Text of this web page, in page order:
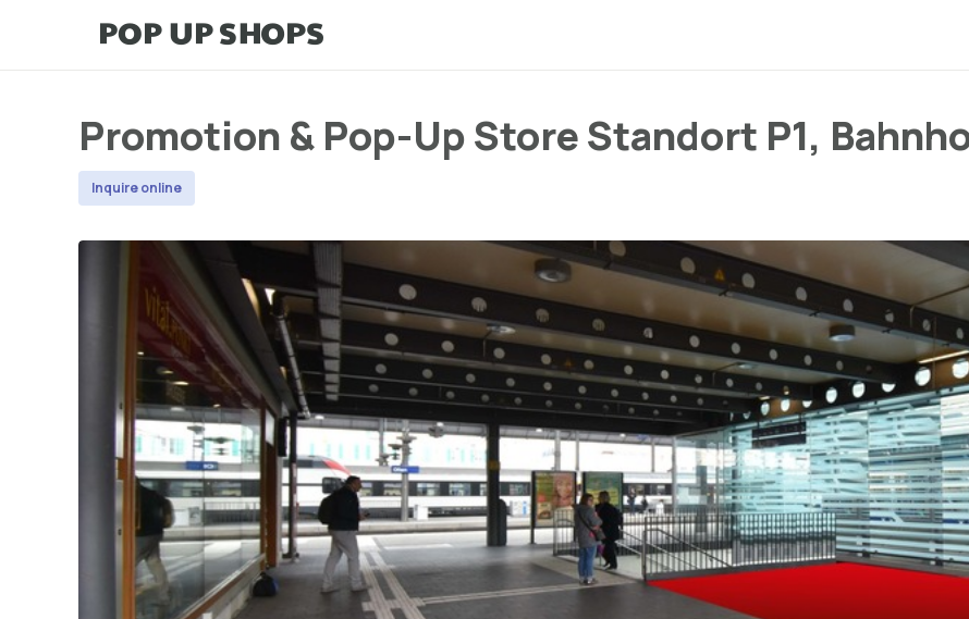
Promotion & Pop-Up Store Standort P1,
Inquire online